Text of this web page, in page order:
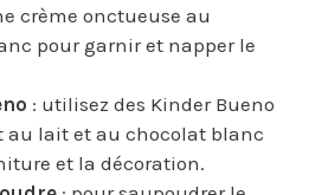
crème onctueuse au
pour garnir et napper le
: utilisez des Kinder Bueno
au lait et au chocolat blanc
et la décoration.